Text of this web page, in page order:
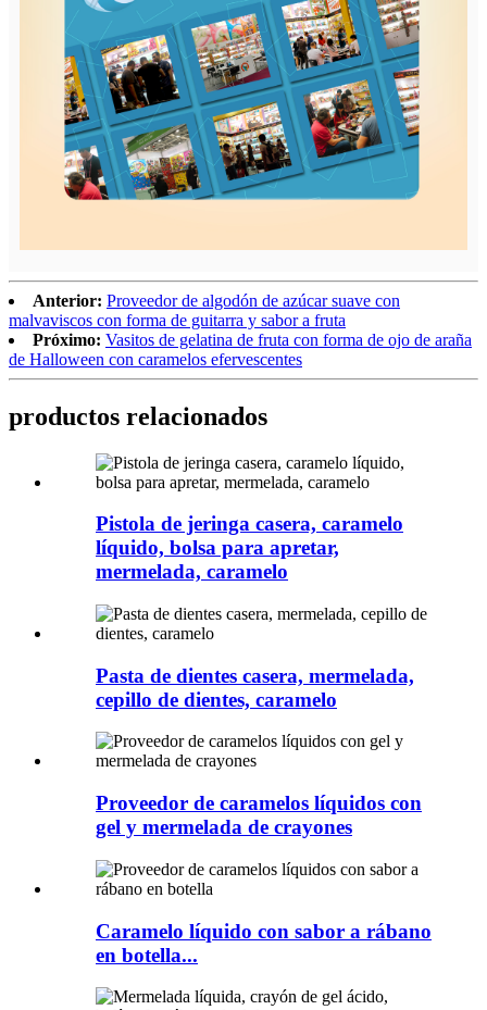
Anterior: Proveedor de algodón de azúcar suave con
malvaviscos con forma de guitarra y sabor a fruta
Próximo: Vasitos de gelatina de fruta con forma de ojo de araña
de Halloween con caramelos efervescentes
productos relacionados
Pistola de jeringa casera, caramelo
líquido, bolsa para apretar,
mermelada, caramelo
Pasta de dientes casera, mermelada,
cepillo de dientes, caramelo
Proveedor de caramelos líquidos con
gel y mermelada de crayones
Caramelo líquido con sabor a rábano
en botella...